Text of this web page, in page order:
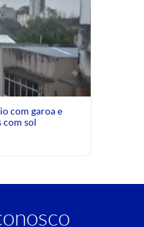
com garoa e
com sol